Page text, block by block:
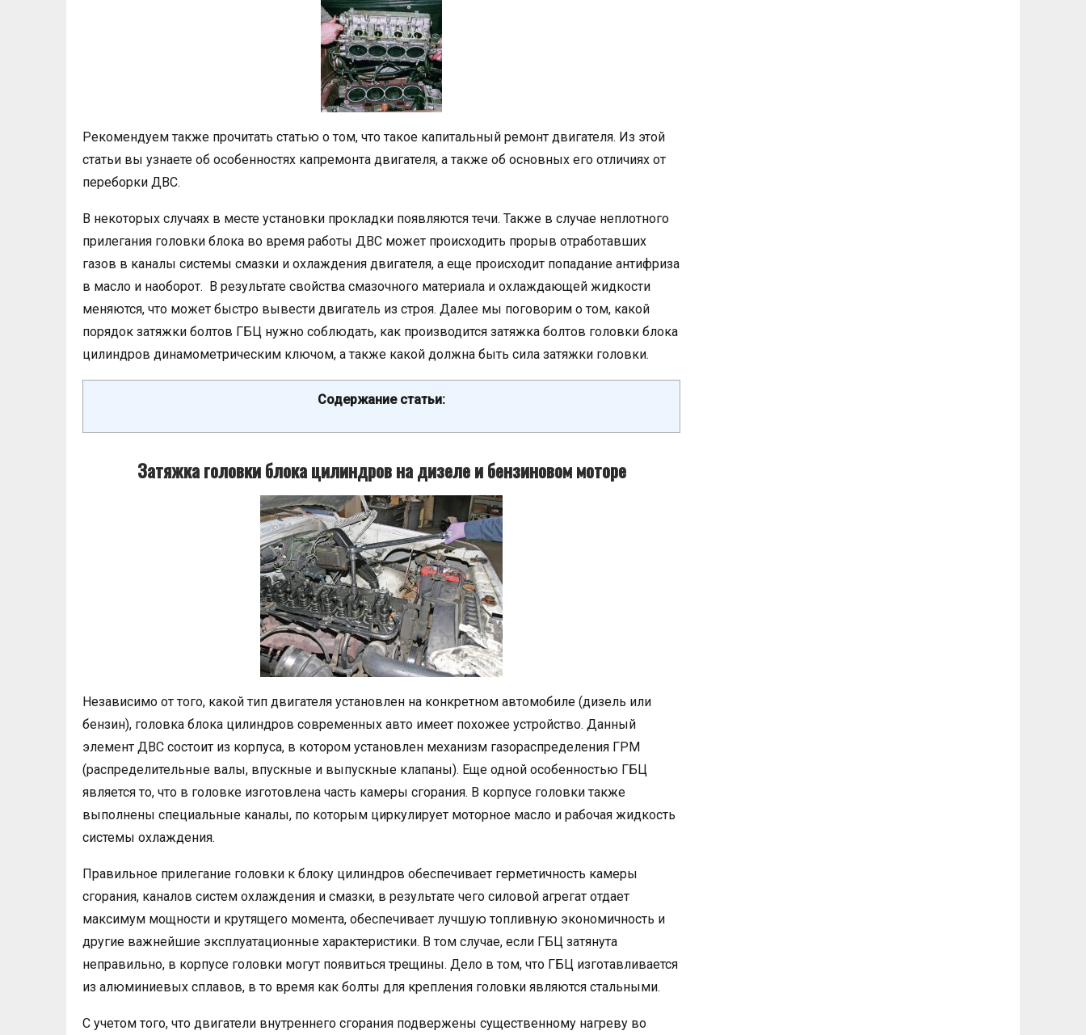
Рекомендуем также прочитать статью о том, что такое капитальный ремонт двигателя. Из этой
статьи вы узнаете об особенностях капремонта двигателя, а также об основных его отличиях от
переборки ДВС.
В некоторых случаях в месте установки прокладки появляются течи. Также в случае неплотного
прилегания головки блока во время работы ДВС может происходить прорыв отработавших
газов в каналы системы смазки и охлаждения двигателя, а еще происходит попадание антифриза
в масло и наоборот. В результате свойства смазочного материала и охлаждающей жидкости
меняются, что может быстро вывести двигатель из строя. Далее мы поговорим о том, какой
порядок затяжки болтов ГБЦ нужно соблюдать, как производится затяжка болтов головки блока
цилиндров динамометрическим ключом, а также какой должна быть сила затяжки головки.
Содержание статьи:
Затяжка головки блока цилиндров на дизеле и бензиновом моторе
Независимо от того, какой тип двигателя установлен на конкретном автомобиле (дизель или
бензин), головка блока цилиндров современных авто имеет похожее устройство. Данный
элемент ДВС состоит из корпуса, в котором установлен механизм газораспределения ГРМ
(распределительные валы, впускные и выпускные клапаны). Еще одной особенностью ГБЦ
является то, что в головке изготовлена часть камеры сгорания. В корпусе головки также
выполнены специальные каналы, по которым циркулирует моторное масло и рабочая жидкость
системы охлаждения.
Правильное прилегание головки к блоку цилиндров обеспечивает герметичность камеры
сгорания, каналов систем охлаждения и смазки, в результате чего силовой агрегат отдает
максимум мощности и крутящего момента, обеспечивает лучшую топливную экономичность и
другие важнейшие эксплуатационные характеристики. В том случае, если ГБЦ затянута
неправильно, в корпусе головки могут появиться трещины. Дело в том, что ГБЦ изготавливается
из алюминиевых сплавов, в то время как болты для крепления головки являются стальными.
С учетом того, что двигатели внутреннего сгорания подвержены существенному нагреву во